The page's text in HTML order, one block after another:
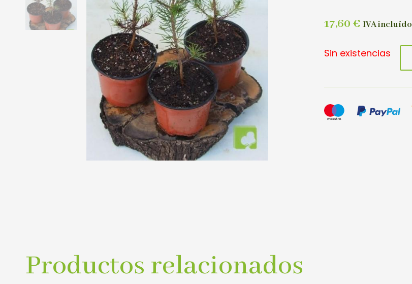
17,60€ IVA incluído
Sin existencias
Productos relacionados